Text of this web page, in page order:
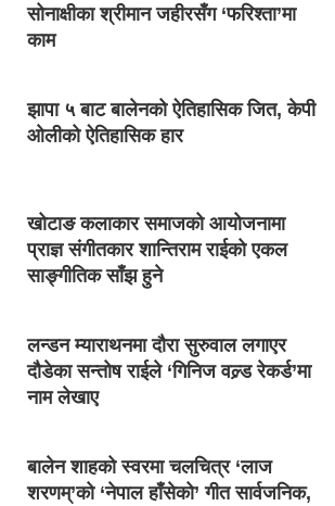
सोनाक्षीका श्रीमान जहीरसँग ‘फरिश्ता’मा
काम
झापा ५ बाट बालेनको ऐतिहासिक जित, केपी
ओलीको ऐतिहासिक हार
खोटाङ कलाकार समाजको आयोजनामा
प्राज्ञ संगीतकार शान्तिराम राईको एकल
साङ्गीतिक साँझ हुने
लन्डन म्याराथनमा दौरा सुरुवाल लगाएर
दौडेका सन्तोष राईले ‘गिनिज वल्र्ड रेकर्ड’मा
नाम लेखाए
बालेन शाहको स्वरमा चलचित्र ‘लाज
शरणम्’को ‘नेपाल हाँसेको’ गीत सार्वजनिक,